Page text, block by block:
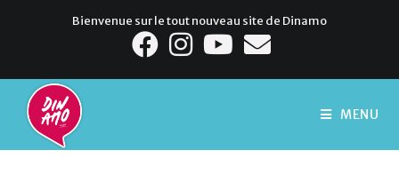
Bienvenue sur le tout nouveau site de Dinamo
MENU